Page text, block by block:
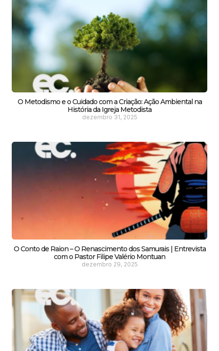
O Metodismo e o Cuidado com a Criação: Ação Ambiental na
História da Igreja Metodista
dezembro 31, 2025
O Conto de Raion – O Renascimento dos Samurais | Entrevista
com o Pastor Filipe Valério Montuan
dezembro 29, 2025